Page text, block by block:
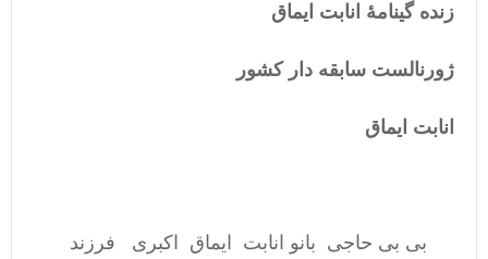
زنده گینامهٔ انابت ایماق
ژورنالست سابقه دار کشور
انابت ایماق
بی بی حاجی بانو انابت ایماق اکبری فرزند